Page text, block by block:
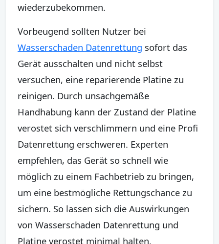
wiederzubekommen.
Vorbeugend sollten Nutzer bei
Wasserschaden Datenrettung sofort das
Gerät ausschalten und nicht selbst
versuchen, eine reparierende Platine zu
reinigen. Durch unsachgemäße
Handhabung kann der Zustand der Platine
verostet sich verschlimmern und eine Profi
Datenrettung erschweren. Experten
empfehlen, das Gerät so schnell wie
möglich zu einem Fachbetrieb zu bringen,
um eine bestmögliche Rettungschance zu
sichern. So lassen sich die Auswirkungen
von Wasserschaden Datenrettung und
Platine verostet minimal halten.